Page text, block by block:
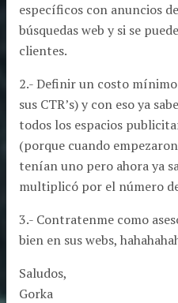
específicos con anuncios
búsquedas web y si se
clientes.
2.- Definir un costo
sus CTR’s) y con eso ya
todos los espacios
(porque cuando
tenían uno pero ahora ya
multiplicó por el número
3.- Contratenme como
bien en sus webs,
Saludos,
Gorka